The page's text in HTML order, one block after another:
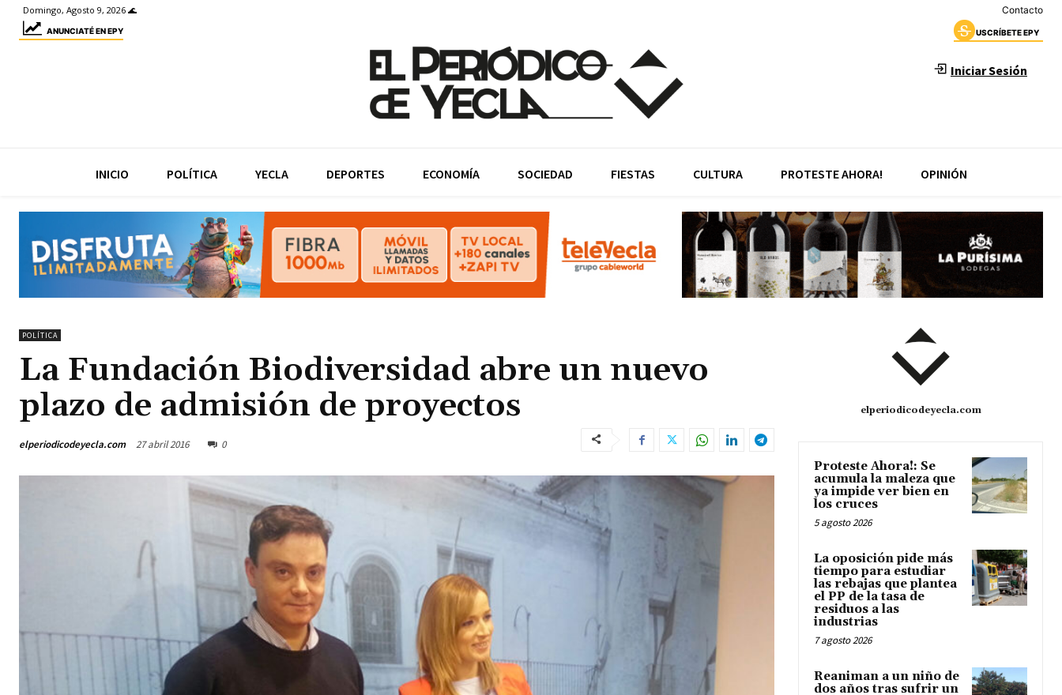
Domingo, Agosto 9, 2026 🌊 Contacto
ANUNCIATÉ EN EPY USCRÍBETE EPY
Iniciar Sesión
INICIO POLÍTICA YECLA DEPORTES ECONOMÍA SOCIEDAD FIESTAS CULTURA PROTESTE AHORA! OPINIÓN
POLÍTICA
La Fundación Biodiversidad abre un nuevo
plazo de admisión de proyectos
elperiodicodeyecla.com 27 abril 2016 0
elperiodicodeyecla.com
Proteste Ahora!: Se
acumula la maleza que
ya impide ver bien en
los cruces
5 agosto 2026
La oposición pide más
tiempo para estudiar
las rebajas que plantea
el PP de la tasa de
residuos a las
industrias
7 agosto 2026
Reaniman a un niño de
dos años tras sufrir un